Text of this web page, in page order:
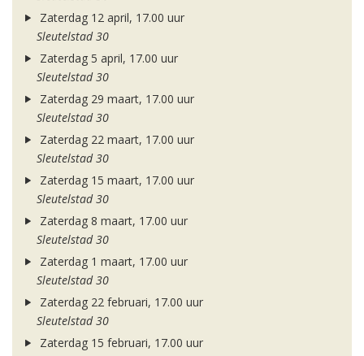
Zaterdag 12 april, 17.00 uur
Sleutelstad 30
Zaterdag 5 april, 17.00 uur
Sleutelstad 30
Zaterdag 29 maart, 17.00 uur
Sleutelstad 30
Zaterdag 22 maart, 17.00 uur
Sleutelstad 30
Zaterdag 15 maart, 17.00 uur
Sleutelstad 30
Zaterdag 8 maart, 17.00 uur
Sleutelstad 30
Zaterdag 1 maart, 17.00 uur
Sleutelstad 30
Zaterdag 22 februari, 17.00 uur
Sleutelstad 30
Zaterdag 15 februari, 17.00 uur